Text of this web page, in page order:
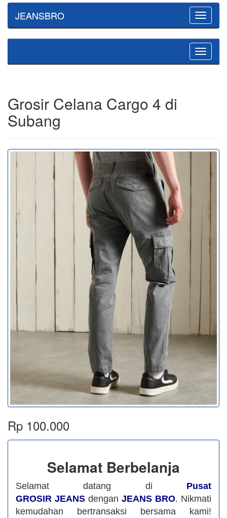
Toggle
JEANSBRO
Toggle
Grosir Celana Cargo 4 di
Subang
Rp 100.000
Selamat Berbelanja
Selamat datang di Pusat
GROSIR JEANS dengan JEANS BRO. Nikmati
kemudahan bertransaksi bersama kami!